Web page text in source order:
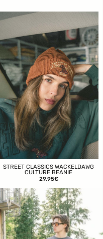
STREET CLASSICS WACKELDAWG
CULTURE BEANIE
29,95€